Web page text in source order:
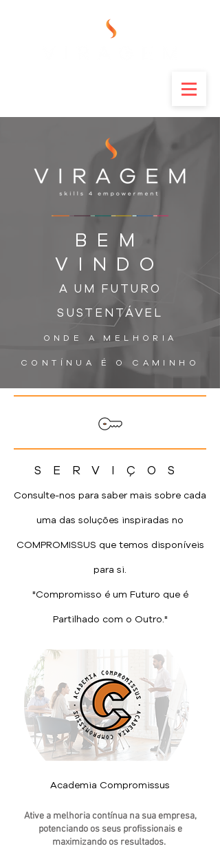
BEM
VINDO
A UM FUTURO
SUSTENTÁVEL
ONDE A MELHORIA
CONTÍNUA É O CAMINHO
SERVIÇOS
Consulte-nos para saber mais sobre cada
uma das soluções inspiradas no
COMPROMISSUS que temos disponíveis
para si.
"Compromisso é um Futuro que é
Partilhado com o Outro."
Academia Compromissus
Ative a melhoria contínua na sua empresa,
potenciando os seus profissionais e
maximizando os resultados.